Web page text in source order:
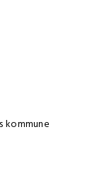
kommune